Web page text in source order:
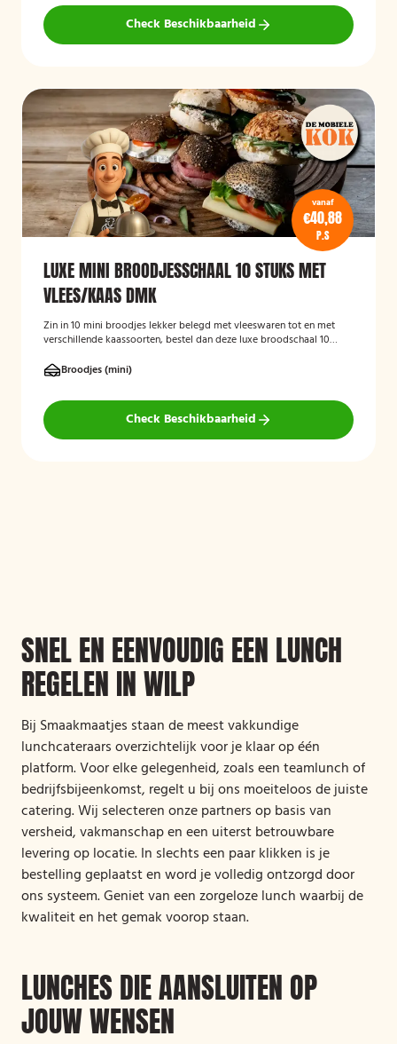
Check Beschikbaarheid
vanaf
€40,88
P.S
LUXE MINI BROODJESSCHAAL 10 STUKS MET
VLEES/KAAS DMK
Zin in 10 mini broodjes lekker belegd met vleeswaren tot en met
verschillende kaassoorten, bestel dan deze luxe broodschaal 10
Broodjes (mini)
Check Beschikbaarheid
SNEL EN EENVOUDIG EEN LUNCH
REGELEN IN WILP
Bij Smaakmaatjes staan de meest vakkundige
lunchcateraars overzichtelijk voor je klaar op één
platform. Voor elke gelegenheid, zoals een teamlunch of
bedrijfsbijeenkomst, regelt u bij ons moeiteloos de juiste
catering. Wij selecteren onze partners op basis van
versheid, vakmanschap en een uiterst betrouwbare
levering op locatie. In slechts een paar klikken is je
bestelling geplaatst en word je volledig ontzorgd door
ons systeem. Geniet van een zorgeloze lunch waarbij de
kwaliteit en het gemak voorop staan.
LUNCHES DIE AANSLUITEN OP
JOUW WENSEN